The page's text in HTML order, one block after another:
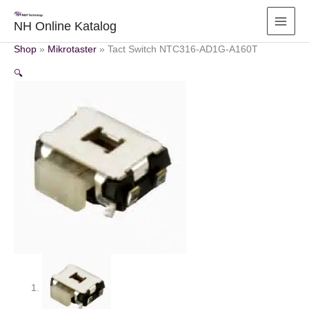
Inhalt
springen
NH Online Katalog
Shop » Mikrotaster » Tact Switch NTC316-AD1G-A160T
🔍